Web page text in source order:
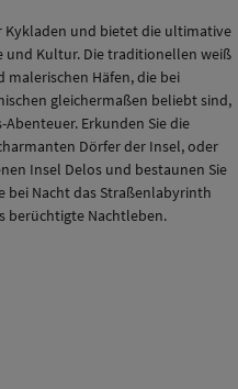
Kykladen und bietet die ultimative
und Kultur. Die traditionellen weiß
Häfen, die bei
gleichermaßen beliebt sind,
Erkunden Sie die
Dörfer der Insel, oder
Insel Delos und bestaunen Sie
bei Nacht das Straßenlabyrinth
berüchtigte Nachtleben.